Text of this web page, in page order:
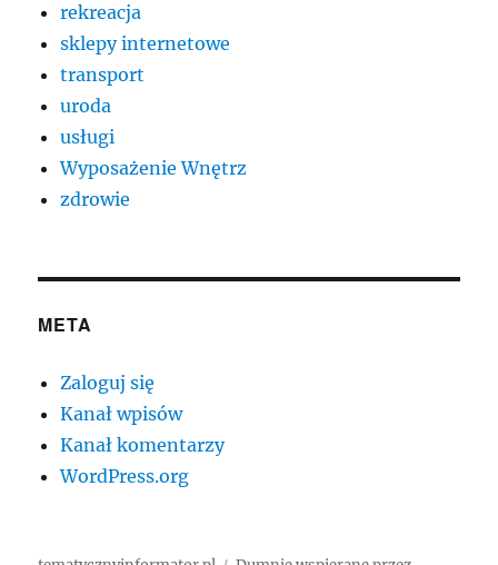
rekreacja
sklepy internetowe
transport
uroda
usługi
Wyposażenie Wnętrz
zdrowie
META
Zaloguj się
Kanał wpisów
Kanał komentarzy
WordPress.org